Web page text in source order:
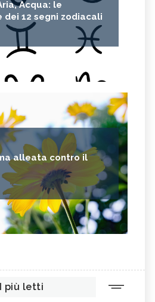
Acqua: le
12 segni zodiacali
alleata contro il
I più letti